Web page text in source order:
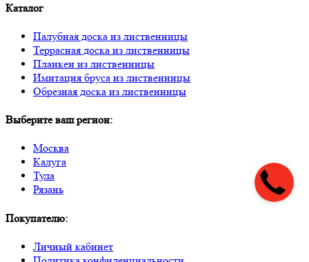
Каталог
Палубная доска из лиственницы
Террасная доска из лиственницы
Планкен из лиственницы
Имитация бруса из лиственницы
Обрезная доска из лиственницы
Выберите ваш регион:
Москва
Калуга
Тула
Рязань
Покупателю:
Личный кабинет